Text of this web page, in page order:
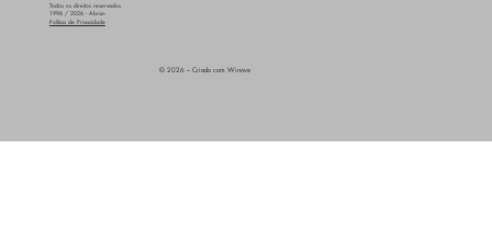
Todos os direitos reservados
1996 / 2026 - Abran
Política de Privacidade
© 2026 – Criado com Winove